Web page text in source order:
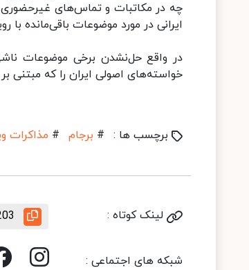
چه در مکاتبات و تماس‌های
ایرانی در مورد موضوعات باقی‌مانده
در واقع حل‌نشدن برخی موضوعات
خواسته‌های اصولی ایران را که مبتنی
برچسب ها : # برجام # مذاکرات
لینک کوتاه :
شبکه های اجتماعی :